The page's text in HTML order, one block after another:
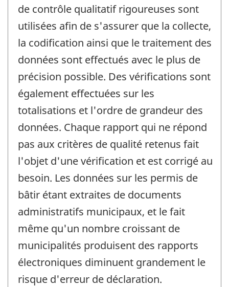
de contrôle qualitatif rigoureuses sont
utilisées afin de s'assurer que la collecte,
la codification ainsi que le traitement des
données sont effectués avec le plus de
précision possible. Des vérifications sont
également effectuées sur les
totalisations et l'ordre de grandeur des
données. Chaque rapport qui ne répond
pas aux critères de qualité retenus fait
l'objet d'une vérification et est corrigé au
besoin. Les données sur les permis de
bâtir étant extraites de documents
administratifs municipaux, et le fait
même qu'un nombre croissant de
municipalités produisent des rapports
électroniques diminuent grandement le
risque d'erreur de déclaration.